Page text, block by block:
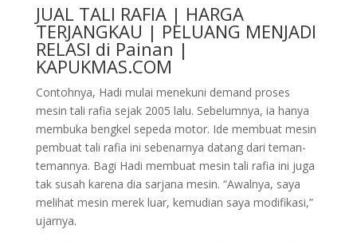
JUAL TALI RAFIA | HARGA
TERJANGKAU | PELUANG MENJADI
RELASI di Painan |
KAPUKMAS.COM
Contohnya, Hadi mulai menekuni demand proses
mesin tali rafia sejak 2005 lalu. Sebelumnya, ia hanya
membuka bengkel sepeda motor. Ide membuat mesin
pembuat tali rafia ini sebenarnya datang dari teman-
temannya. Bagi Hadi membuat mesin tali rafia ini juga
tak susah karena dia sarjana mesin. “Awalnya, saya
melihat mesin merek luar, kemudian saya modifikasi,”
ujarnya.